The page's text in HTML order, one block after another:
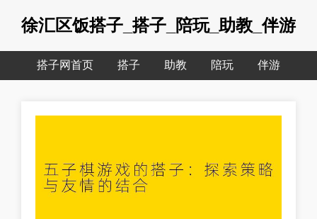
徐汇区饭搭子_搭子_陪玩_助教_伴游
搭子网首页 搭子 助教 陪玩 伴游